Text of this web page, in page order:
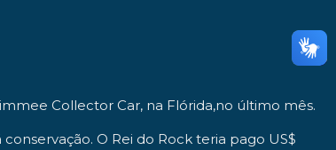
Collector Car, na Flórida,no último mês.
conservação. O Rei do Rock teria pago US$